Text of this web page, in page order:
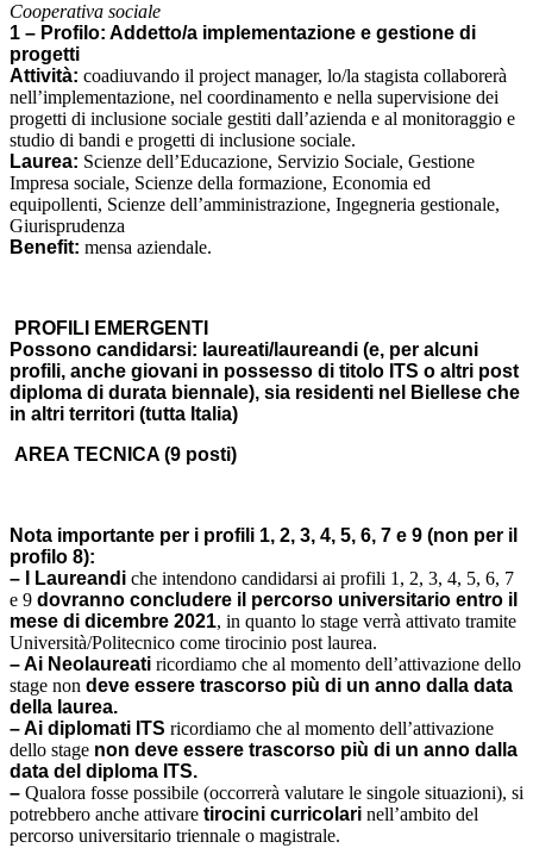
Cooperativa sociale
1 – Profilo: Addetto/a implementazione e gestione di
progetti
Attività: coadiuvando il project manager, lo/la stagista collaborerà
nell’implementazione, nel coordinamento e nella supervisione dei
progetti di inclusione sociale gestiti dall’azienda e al monitoraggio e
studio di bandi e progetti di inclusione sociale.
Laurea: Scienze dell’Educazione, Servizio Sociale, Gestione
Impresa sociale, Scienze della formazione, Economia ed
equipollenti, Scienze dell’amministrazione, Ingegneria gestionale,
Giurisprudenza
Benefit: mensa aziendale.
PROFILI EMERGENTI
Possono candidarsi: laureati/laureandi (e, per alcuni
profili, anche giovani in possesso di titolo ITS o altri post
diploma di durata biennale), sia residenti nel Biellese che
in altri territori (tutta Italia)
AREA TECNICA (9 posti)
Nota importante per i profili 1, 2, 3, 4, 5, 6, 7 e 9 (non per il
profilo 8):
– I Laureandi che intendono candidarsi ai profili 1, 2, 3, 4, 5, 6, 7
e 9 dovranno concludere il percorso universitario entro il
mese di dicembre 2021, in quanto lo stage verrà attivato tramite
Università/Politecnico come tirocinio post laurea.
– Ai Neolaureati ricordiamo che al momento dell’attivazione dello
stage non deve essere trascorso più di un anno dalla data
della laurea.
– Ai diplomati ITS ricordiamo che al momento dell’attivazione
dello stage non deve essere trascorso più di un anno dalla
data del diploma ITS.
– Qualora fosse possibile (occorrerà valutare le singole situazioni), si
potrebbero anche attivare tirocini curricolari nell’ambito del
percorso universitario triennale o magistrale.